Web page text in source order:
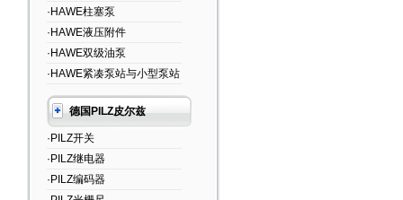
·HAWE柱塞泵
·HAWE液压附件
·HAWE双级油泵
·HAWE紧凑泵站与小型泵站
德国PILZ皮尔兹
·PILZ开关
·PILZ继电器
·PILZ编码器